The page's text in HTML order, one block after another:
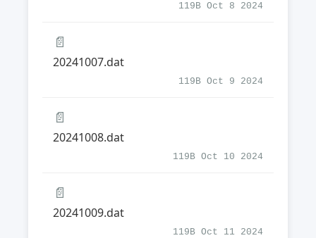
119B Oct 8 2024
📄
20241007.dat
119B Oct 9 2024
📄
20241008.dat
119B Oct 10 2024
📄
20241009.dat
119B Oct 11 2024